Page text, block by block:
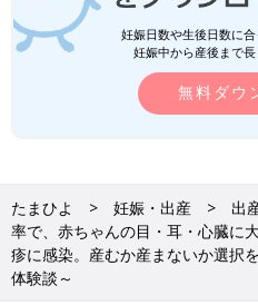
れ、緊急帝王切開で出産するこ
あのとき退院しないで本当によ
こうして2012年秋、西村さんは
お話・写真提供／西村麻依子さ
よONLINE編集部
▼続きを読む＜関連記事＞後編
妊娠日数や生後日数に
妊娠中から産後まで
無料ダウ
たまひよ 妊娠・出産 出
率で、赤ちゃんの目・耳・心臓に
疹に感染。産むか産まないか選択
体験談～